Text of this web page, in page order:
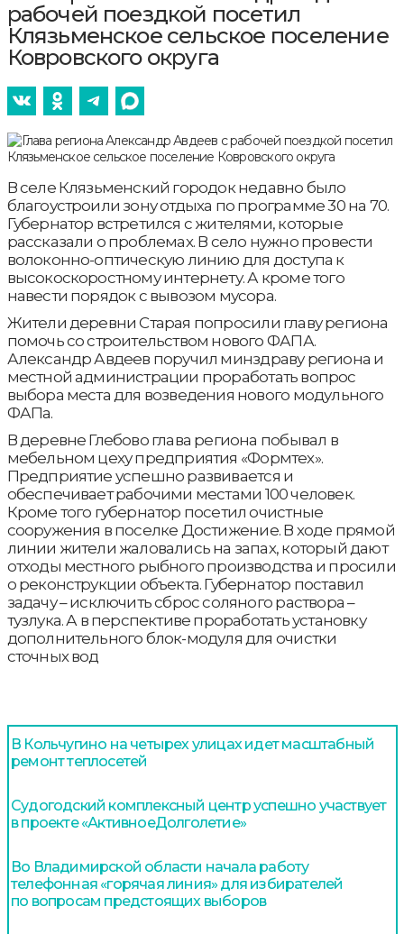
рабочей поездкой посетил
Клязьменское сельское поселение
Ковровского округа
В селе Клязьменский городок недавно было
благоустроили зону отдыха по программе 30 на 70.
Губернатор встретился с жителями, которые
рассказали о проблемах. В село нужно провести
волоконно-оптическую линию для доступа к
высокоскоростному интернету. А кроме того
навести порядок с вывозом мусора.
Жители деревни Старая попросили главу региона
помочь со строительством нового ФАПА.
Александр Авдеев поручил минздраву региона и
местной администрации проработать вопрос
выбора места для возведения нового модульного
ФАПа.
В деревне Глебово глава региона побывал в
мебельном цеху предприятия «Формтех».
Предприятие успешно развивается и
обеспечивает рабочими местами 100 человек.
Кроме того губернатор посетил очистные
сооружения в поселке Достижение. В ходе прямой
линии жители жаловались на запах, который дают
отходы местного рыбного производства и просили
о реконструкции объекта. Губернатор поставил
задачу – исключить сброс соляного раствора –
тузлука. А в перспективе проработать установку
дополнительного блок-модуля для очистки
сточных вод
В Кольчугино на четырех улицах идет масштабный
ремонт теплосетей
Судогодский комплексный центр успешно участвует
в проекте «АктивноеДолголетие»
Во Владимирской области начала работу
телефонная «горячая линия» для избирателей
по вопросам предстоящих выборов